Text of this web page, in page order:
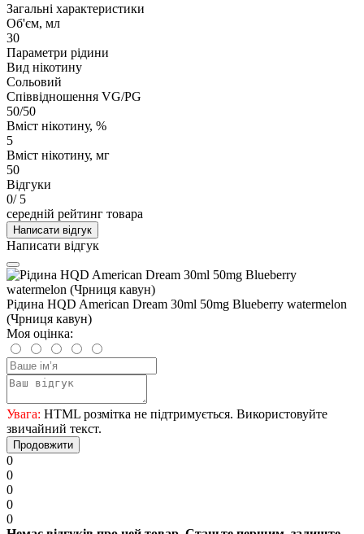
Загальні характеристики
Об'єм, мл
30
Параметри рідини
Вид нікотину
Сольовий
Співвідношення VG/PG
50/50
Вміст нікотину, %
5
Вміст нікотину, мг
50
Відгуки
0/ 5
середній рейтинг товара
Написати відгук
Написати відгук
Рідина HQD American Dream 30ml 50mg Blueberry watermelon
(Чрниця кавун)
Моя оцінка:
Увага: HTML розмітка не підтримується. Використовуйте
звичайний текст.
Продовжити
0
0
0
0
0